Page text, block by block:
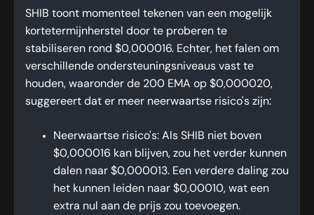
SHIB toont momenteel tekenen van een mogelijk
kortetermijnherstel door te proberen te
stabiliseren rond $0,000016. Echter, het falen om
verschillende ondersteuningsniveaus vast te
houden, waaronder de 200 EMA op $0,000020,
suggereert dat er meer neerwaartse risico's zijn:
Neerwaartse risico's: Als SHIB niet boven
$0,000016 kan blijven, zou het verder kunnen
dalen naar $0,000013. Een verdere daling zou
het kunnen leiden naar $0,00010, wat een
extra nul aan de prijs zou toevoegen.